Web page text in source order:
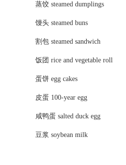
蒸饺 steamed dumplings
馒头 steamed buns
割包 steamed sandwich
饭团 rice and vegetable roll
蛋饼 egg cakes
皮蛋 100-year egg
咸鸭蛋 salted duck egg
豆浆 soybean milk